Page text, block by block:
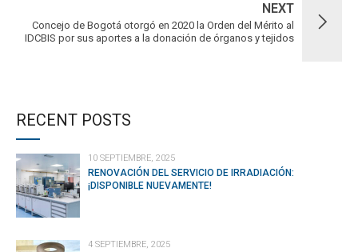
NEXT
Concejo de Bogotá otorgó en 2020 la Orden del Mérito al
IDCBIS por sus aportes a la donación de órganos y tejidos
RECENT POSTS
10 SEPTIEMBRE, 2025
RENOVACIÓN DEL SERVICIO DE IRRADIACIÓN:
¡DISPONIBLE NUEVAMENTE!
4 SEPTIEMBRE, 2025